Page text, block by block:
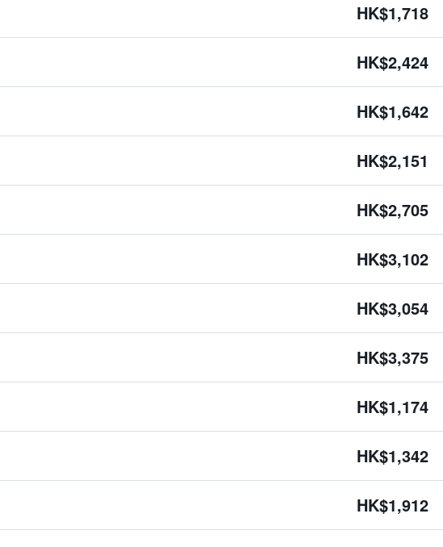
HK$1,718
HK$2,424
HK$1,642
HK$2,151
HK$2,705
HK$3,102
HK$3,054
HK$3,375
HK$1,174
HK$1,342
HK$1,912